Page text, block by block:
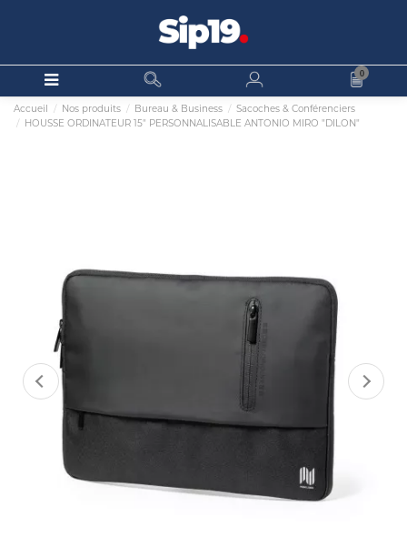
0
Accueil Nos produits Bureau & Business
Sacoches & Conférenciers
HOUSSE ORDINATEUR 15" PERSONNALISABLE ANTONIO MIRO "DILON"